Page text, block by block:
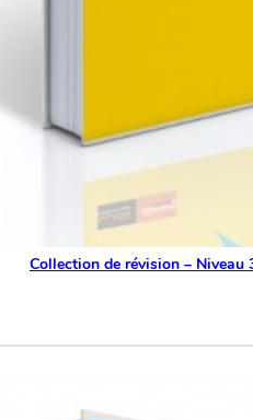
Collection de révision – Niveau